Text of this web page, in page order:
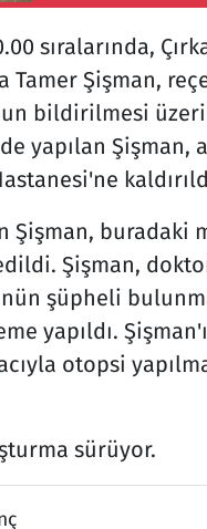
sıralarında,
Tamer Şişman,
bildirilmesi
yapılan Şişman,
Şişman,
Şişman,
şüpheli
yapıldı.
otopsi
sürüyor.